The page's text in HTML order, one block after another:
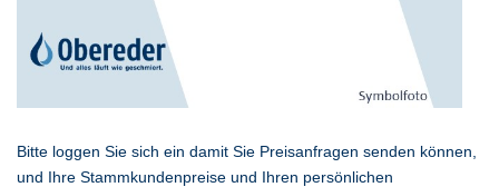
Bitte loggen Sie sich ein damit Sie Preisanfragen senden können,
und Ihre Stammkundenpreise und Ihren persönlichen